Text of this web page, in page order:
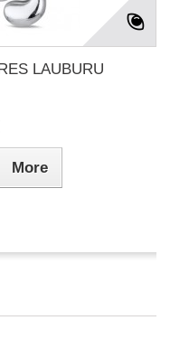
LAUBURU
More